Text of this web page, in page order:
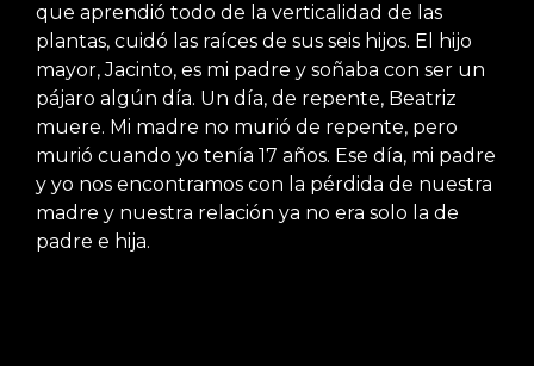
que aprendió todo de la verticalidad de las
plantas, cuidó las raíces de sus seis hijos. El hijo
mayor, Jacinto, es mi padre y soñaba con ser un
pájaro algún día. Un día, de repente, Beatriz
muere. Mi madre no murió de repente, pero
murió cuando yo tenía 17 años. Ese día, mi padre
y yo nos encontramos con la pérdida de nuestra
madre y nuestra relación ya no era solo la de
padre e hija.